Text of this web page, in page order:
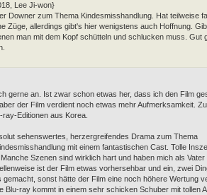
Lee Ji-won}
Downer zum Thema Kindesmisshandlung. Hat teilweise
Züge, allerdings gibt's hier wenigstens auch Hoffnung.
man mit dem Kopf schütteln und schlucken muss. Gut
gerne an. Ist zwar schon etwas her, dass ich den Film
der Film verdient noch etwas mehr Aufmerksamkeit.
Editionen aus Korea.
sehenswertes, herzergreifendes Drama zum Thema
mit einem fantastischen Cast. Tolle
Szenen sind wirklich hart und haben mich als Vater
ist der Film etwas vorhersehbar und ein, zwei
gemacht, sonst hätte der Film eine noch höhere Wertung
Blu-ray kommt in einem sehr schicken Schuber mit tollen